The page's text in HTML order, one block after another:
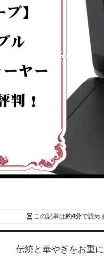
この記事は約4分で読め
伝統と華やぎをお重